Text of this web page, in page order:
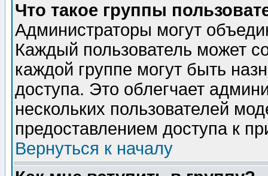
Что такое группы
Администраторы могут
Каждый пользователь может
каждой группе могут быть
доступа. Это облегчает
нескольких пользователей
предоставлением доступа к
Вернуться к началу